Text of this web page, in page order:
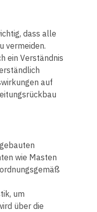
dass alle
vermeiden.
ein Verständnis
auf
wie Masten
um
über die